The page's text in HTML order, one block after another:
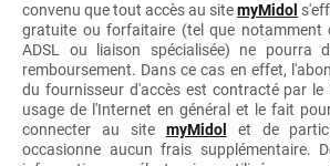
convenu que tout accès au sitemyMidol
gratuite ou forfaitaire (tel que notamment
ADSL ou liaison spécialisée) ne pourra
remboursement. Dans ce cas en effet,
du fournisseur d'accès est contracté par
usage de l'Internet en général et le fait
connecter au site myMidol
et de
occasionne aucun frais supplémentaire.